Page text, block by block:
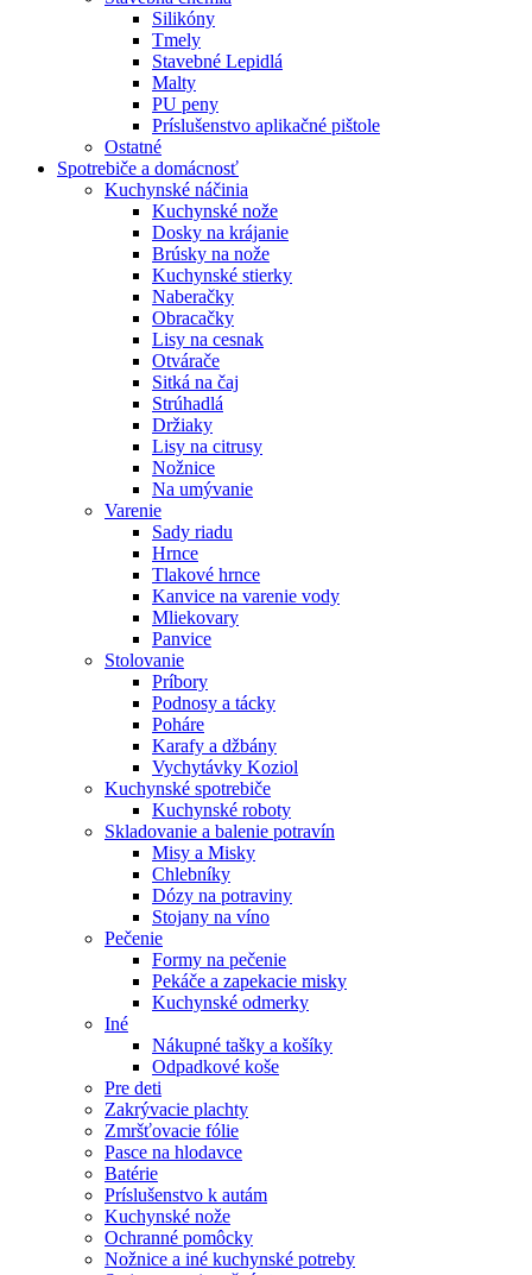
Silikóny
Tmely
Stavebné Lepidlá
Malty
PU peny
Príslušenstvo aplikačné pištole
Ostatné
Spotrebiče a domácnosť
Kuchynské náčinia
Kuchynské nože
Dosky na krájanie
Brúsky na nože
Kuchynské stierky
Naberačky
Obracačky
Lisy na cesnak
Otvárače
Sitká na čaj
Strúhadlá
Držiaky
Lisy na citrusy
Nožnice
Na umývanie
Varenie
Sady riadu
Hrnce
Tlakové hrnce
Kanvice na varenie vody
Mliekovary
Panvice
Stolovanie
Príbory
Podnosy a tácky
Poháre
Karafy a džbány
Vychytávky Koziol
Kuchynské spotrebiče
Kuchynské roboty
Skladovanie a balenie potravín
Misy a Misky
Chlebníky
Dózy na potraviny
Stojany na víno
Pečenie
Formy na pečenie
Pekáče a zapekacie misky
Kuchynské odmerky
Iné
Nákupné tašky a košíky
Odpadkové koše
Pre deti
Zakrývacie plachty
Zmršťovacie fólie
Pasce na hlodavce
Batérie
Príslušenstvo k autám
Kuchynské nože
Ochranné pomôcky
Nožnice a iné kuchynské potreby